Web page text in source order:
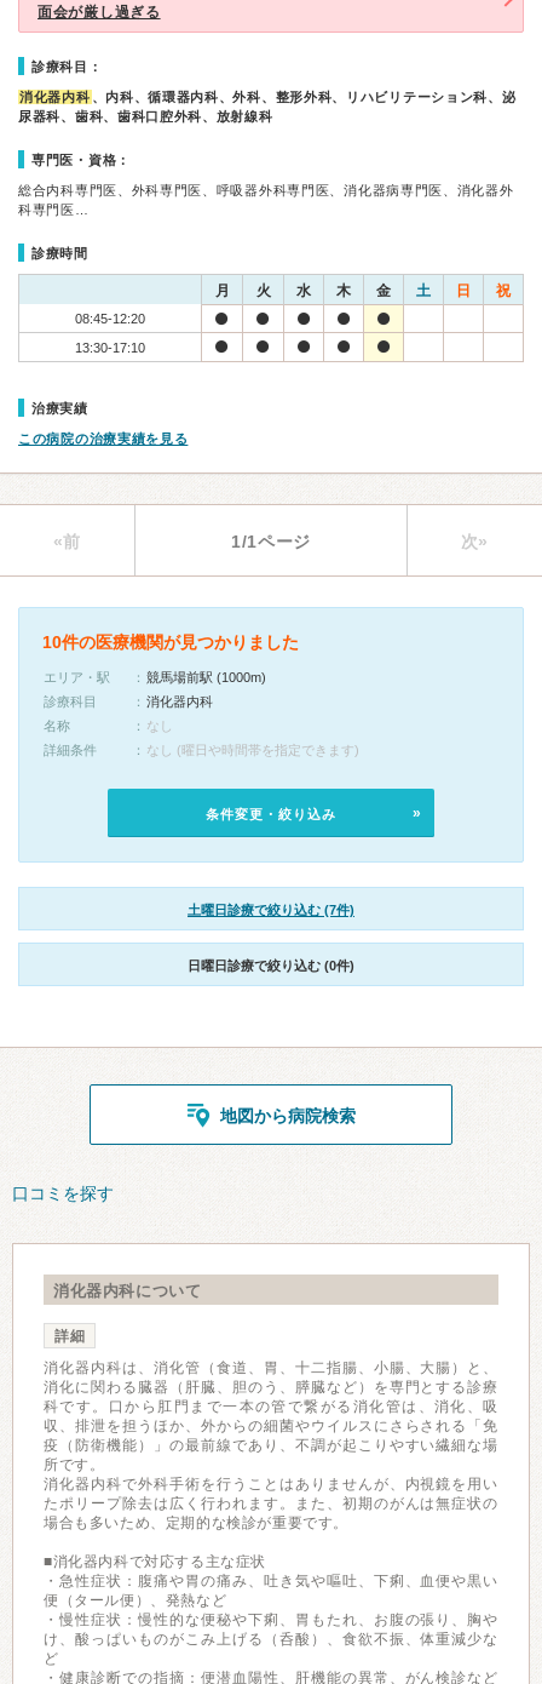
面会が厳し過ぎる
診療科目：
消化器内科 、内科、循環器内科、外科、整形外科、リハビリテーション科、泌
尿器科、歯科、歯科口腔外科、放射線科
専門医・資格：
総合内科専門医、外科専門医、呼吸器外科専門医、消化器病専門医、消化器外
科専門医…
診療時間
月 火 水 木 金 土 日 祝
08:45-12:20
13:30-17:10
治療実績
この病院の治療実績を見る
«前 1/1ページ 次»
10件の医療機関が見つかりました
エリア・駅
競馬場前駅 (1000m)
診療科目
消化器内科
名称
なし
詳細条件
なし (曜日や時間帯を指定できます)
条件変更・絞り込み
土曜日診療で絞り込む (7件)
日曜日診療で絞り込む (0件)
地図から病院検索
口コミを探す
消化器内科について
詳細
消化器内科は、消化管（食道、胃、十二指腸、小腸、大腸）と、
消化に関わる臓器（肝臓、胆のう、膵臓など）を専門とする診療
科です。口から肛門まで一本の管で繋がる消化管は、消化、吸
収、排泄を担うほか、外からの細菌やウイルスにさらされる「免
疫（防衛機能）」の最前線であり、不調が起こりやすい繊細な場
所です。
消化器内科で外科手術を行うことはありませんが、内視鏡を用い
たポリープ除去は広く行われます。また、初期のがんは無症状の
場合も多いため、定期的な検診が重要です。
■消化器内科で対応する主な症状
・急性症状：腹痛や胃の痛み、吐き気や嘔吐、下痢、血便や黒い
便（タール便）、発熱など
・慢性症状：慢性的な便秘や下痢、胃もたれ、お腹の張り、胸や
け、酸っぱいものがこみ上げる（呑酸）、食欲不振、体重減少な
ど
・健康診断での指摘：便潜血陽性、肝機能の異常、がん検診など